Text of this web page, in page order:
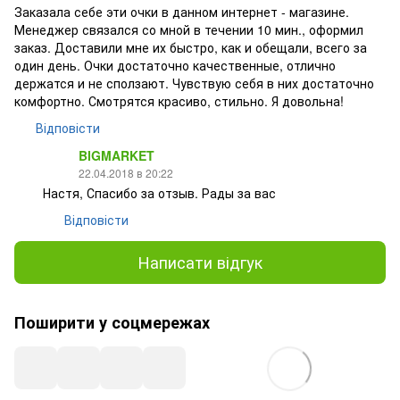
Заказала себе эти очки в данном интернет - магазине.
Менеджер связался со мной в течении 10 мин., оформил
заказ. Доставили мне их быстро, как и обещали, всего за
один день. Очки достаточно качественные, отлично
держатся и не сползают. Чувствую себя в них достаточно
комфортно. Смотрятся красиво, стильно. Я довольна!
Відповісти
BIGMARKET
22.04.2018 в 20:22
Настя, Спасибо за отзыв. Рады за вас
Відповісти
Написати відгук
Поширити у соцмережах